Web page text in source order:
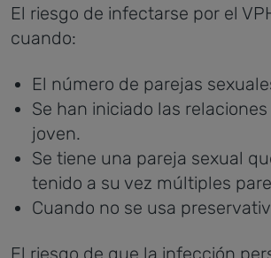
El riesgo de infectarse por el
cuando:
El número de parejas
Se han iniciado las
joven.
Se tiene una pareja sexual
tenido a su vez múltiples
Cuando no se usa
El riesgo de que la infección